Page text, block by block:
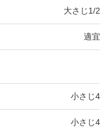
大さじ1/2
適宜
小さじ4
小さじ4